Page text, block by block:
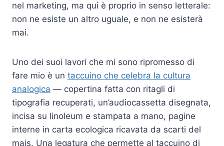
nel marketing, ma qui è proprio in senso letterale:
non ne esiste un altro uguale, e non ne esisterà
mai.
Uno dei suoi lavori che mi sono ripromesso di
fare mio è un taccuino che celebra la cultura
analogica — copertina fatta con ritagli di
tipografia recuperati, un’audiocassetta disegnata,
incisa su linoleum e stampata a mano, pagine
interne in carta ecologica ricavata da scarti del
mais. Una legatura che permette al taccuino di